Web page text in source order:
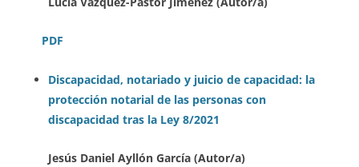
PDF
Discapacidad, notariado y juicio de capacidad: la
protección notarial de las personas con
discapacidad tras la Ley 8/2021
Jesús Daniel Ayllón García (Autor/a)